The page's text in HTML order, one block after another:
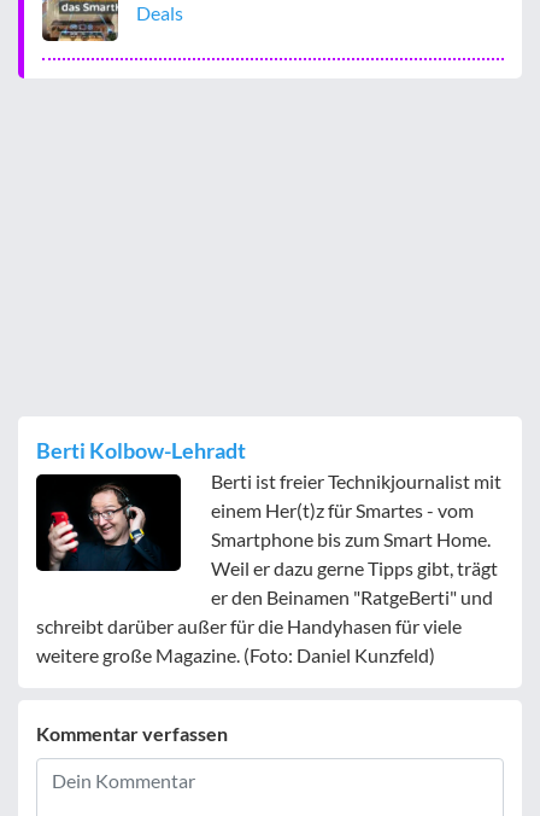
Deals
Berti Kolbow-Lehradt
Berti ist freier Technikjournalist mit
einem Her(t)z für Smartes - vom
Smartphone bis zum Smart Home.
Weil er dazu gerne Tipps gibt, trägt
er den Beinamen "RatgeBerti" und
schreibt darüber außer für die Handyhasen für viele
weitere große Magazine. (Foto: Daniel Kunzfeld)
Kommentar verfassen